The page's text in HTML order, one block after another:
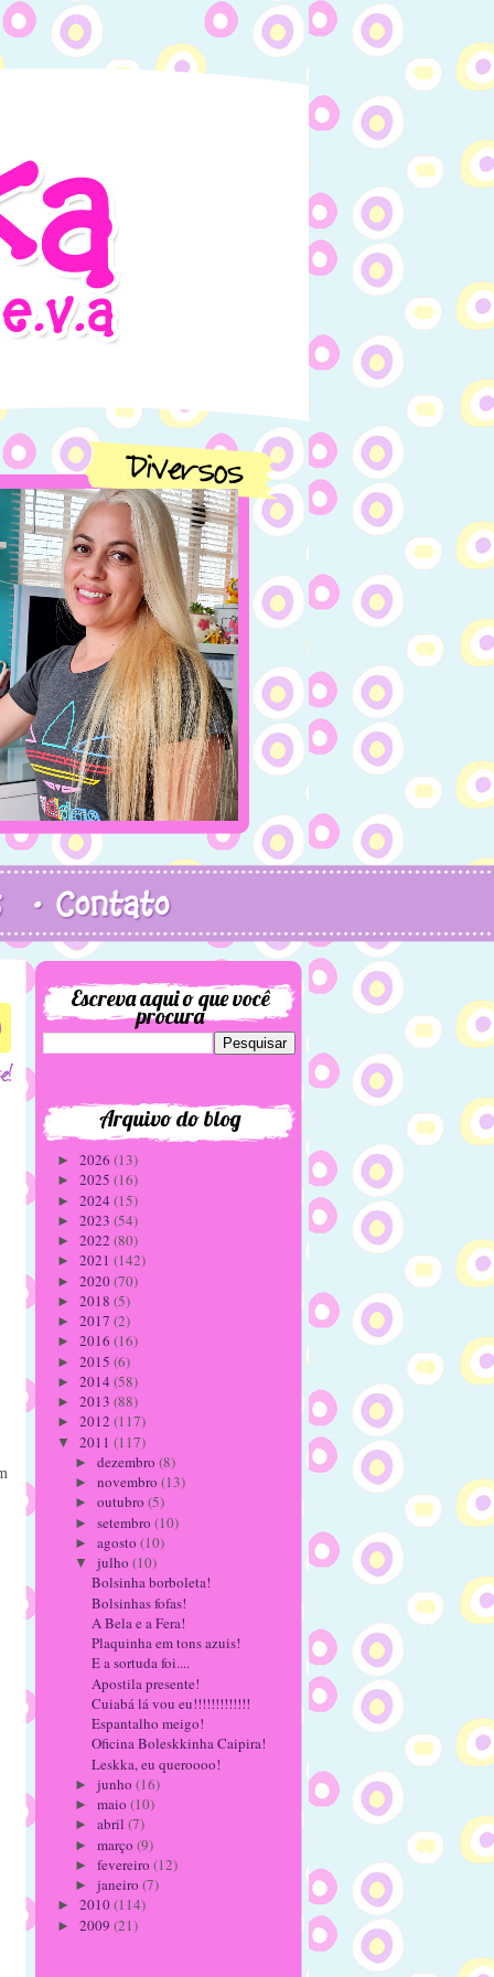
Escreva aqui o que você
procura
Arquivo do blog
► 2026 (13)
► 2025 (16)
► 2024 (15)
► 2023 (54)
► 2022 (80)
► 2021 (142)
► 2020(70)
► 2018 (5)
► 2017 (2)
► 2016 (16)
► 2015 (6)
► 2014 (58)
► 2013 (88)
► 2012 (117)
▼ 2011 (117)
► dezembro (8)
► novembro (13)
► outubro (5)
► setembro (10)
► agosto (10)
▼ julho (10)
Bolsinha borboleta!
Bolsinhas fofas!
A Bela e a Fera!
Plaquinha em tons azuis!
E a sortuda foi....
Apostila presente!
Cuiabá lá vou eu!!!!!!!!!!!!!
Espantalho meigo!
Oficina Boleskkinha Caipira!
Leskka, eu queroooo!
► junho (16)
► maio (10)
► abril (7)
► março (9)
► fevereiro (12)
► janeiro (7)
► 2010(114)
► 2009 (21)